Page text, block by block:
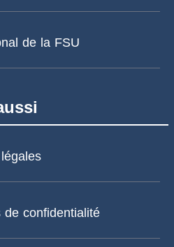
de la FSU
de confidentialité